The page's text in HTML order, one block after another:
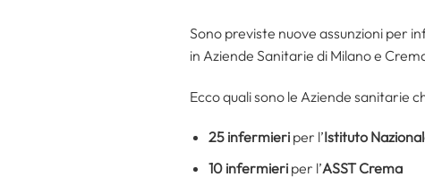
Sono previste nuove assunzioni per
in Aziende Sanitarie di Milano e
Ecco quali sono le Aziende sanitarie
25 infermieriper l’Istituto
10 infermieriper l’ASST Crema